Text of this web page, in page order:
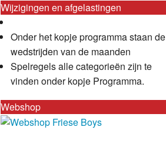
Wijzigingen en afgelastingen
Onder het kopje programma staan de
wedstrijden van de maanden
Spelregels alle categorieën zijn te
vinden onder kopje Programma.
Webshop